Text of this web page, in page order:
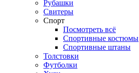
Рубашки
Свитеры
Спорт
Посмотреть всё
Спортивные костюмы
Спортивные штаны
Толстовки
Футболки